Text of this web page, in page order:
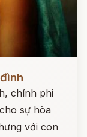
chính phi
sự hòa
với con